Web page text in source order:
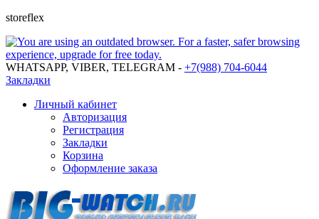
storeflex
WHATSAPP, VIBER, TELEGRAM - +7(988) 704-6044
Закладки
Личный кабинет
Авторизация
Регистрация
Закладки
Корзина
Оформление заказа